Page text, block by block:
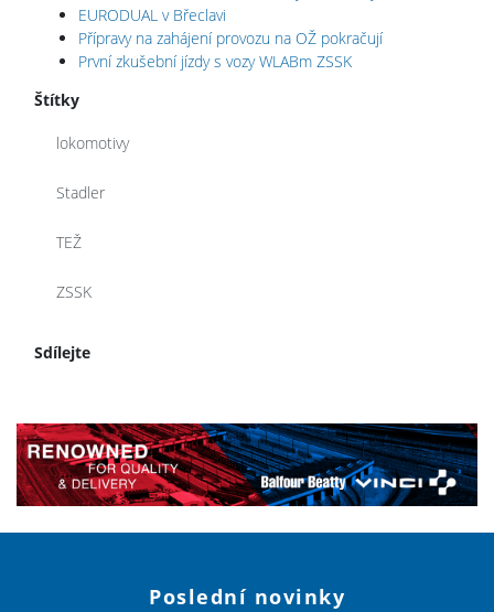
EURODUAL v Břeclavi
Přípravy na zahájení provozu na OŽ pokračují
První zkušební jízdy s vozy WLABm ZSSK
Štítky
lokomotivy
Stadler
TEŽ
ZSSK
Sdílejte
Poslední novinky